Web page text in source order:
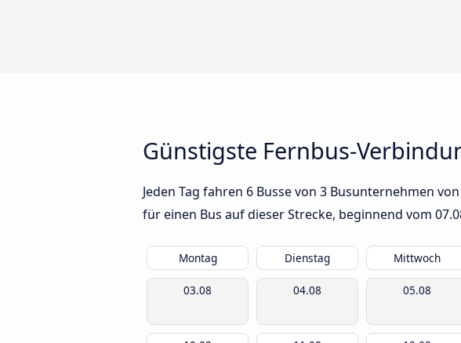
Günstigste Fernbus-
Jeden Tag fahren 6 Busse von 3 Busunternehmen
für einen Bus auf dieser Strecke, beginnend vom
Montag Dienstag Mittwoch
03.08 04.08 05.08